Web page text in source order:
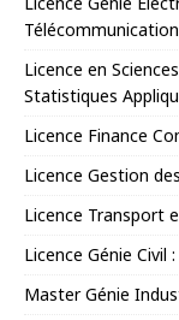
Licence en
Statistiques
Licence Finance
Licence Gestion
Licence Transport
Licence Génie
Master Génie